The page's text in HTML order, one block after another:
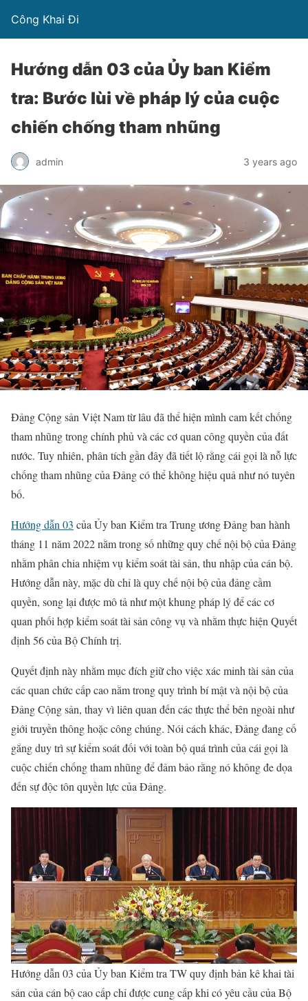
Công Khai Đi
Hướng dẫn 03 của Ủy ban Kiểm
tra: Bước lùi về pháp lý của cuộc
chiến chống tham nhũng
admin 3 years ago
Đảng Cộng sản Việt Nam từ lâu đã thể hiện mình cam kết chống
tham nhũng trong chính phủ và các cơ quan công quyền của đất
nước. Tuy nhiên, phân tích gần đây đã tiết lộ rằng cái gọi là nỗ lực
chống tham nhũng của Đảng có thể không hiệu quả như nó tuyên
bố.
Hướng dẫn 03 của Ủy ban Kiểm tra Trung ương Đảng ban hành
tháng 11 năm 2022 nằm trong số những quy chế nội bộ của Đảng
nhằm phân chia nhiệm vụ kiểm soát tài sản, thu nhập của cán bộ.
Hướng dẫn này, mặc dù chỉ là quy chế nội bộ của đảng cầm
quyền, song lại được mô tả như một khung pháp lý để các cơ
quan phối hợp kiểm soát tài sản công vụ và nhằm thực hiện Quyết
định 56 của Bộ Chính trị.
Quyết định này nhằm mục đích giữ cho việc xác minh tài sản của
các quan chức cấp cao nằm trong quy trình bí mật và nội bộ của
Đảng Cộng sản, thay vì liên quan đến các thực thể bên ngoài như
giới truyền thông hoặc công chúng. Nói cách khác, Đảng đang cố
gắng duy trì sự kiểm soát đối với toàn bộ quá trình của cái gọi là
cuộc chiến chống tham nhũng để đảm bảo rằng nó không đe dọa
đến sự độc tôn quyền lực của Đảng.
Hướng dẫn 03 của Ủy ban Kiểm tra TW quy định bản kê khai tài
sản của cán bộ cao cấp chỉ được cung cấp khi có yêu cầu của Bộ